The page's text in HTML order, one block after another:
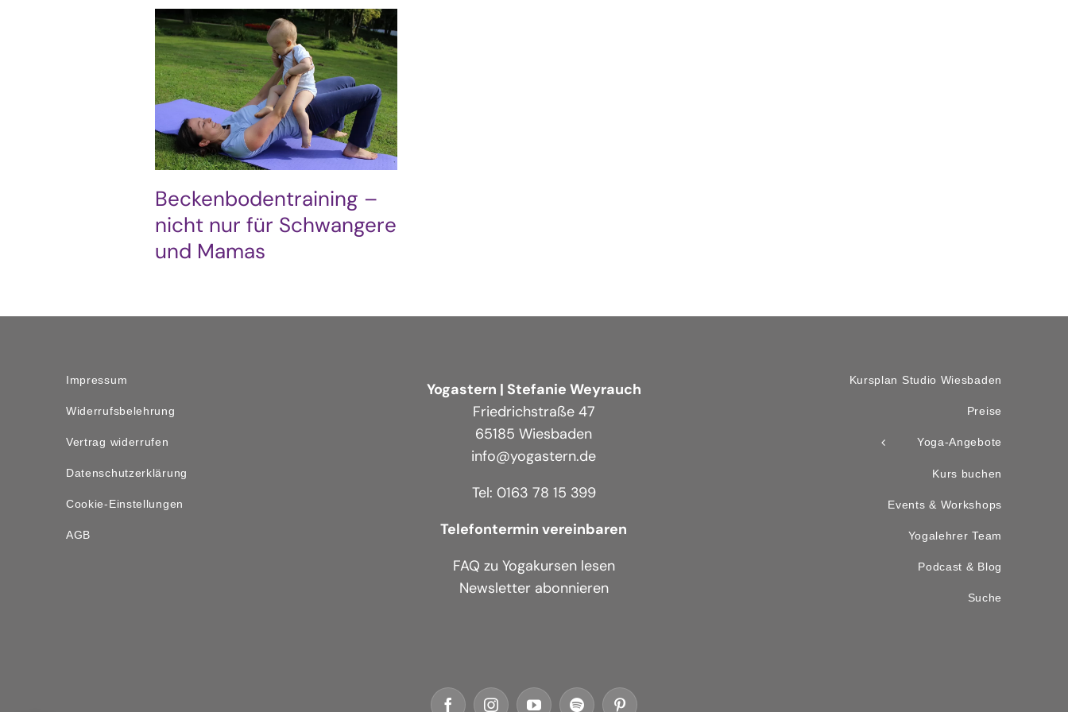
Beckenbodentraining –
nicht nur für Schwangere
und Mamas
Impressum
Widerrufsbelehrung
Vertrag widerrufen
Datenschutzerklärung
Cookie-Einstellungen
AGB
Yogastern | Stefanie Weyrauch
Friedrichstraße 47
65185 Wiesbaden
info@yogastern.de
Tel: 0163 78 15 399
Telefontermin vereinbaren
FAQ zu Yogakursen lesen
Newsletter abonnieren
Kursplan Studio Wiesbaden
Preise
Yoga-Angebote
Kurs buchen
Events & Workshops
Yogalehrer Team
Podcast & Blog
Suche